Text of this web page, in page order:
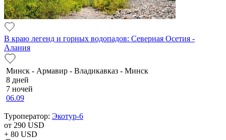
В краю легенд и горных водопадов: Северная Осетия -
Алания
Минск - Армавир - Владикавказ - Минск
8 дней
7 ночей
06.09
Туроператор: Экотур-6
от 290 USD
+ 80 USD